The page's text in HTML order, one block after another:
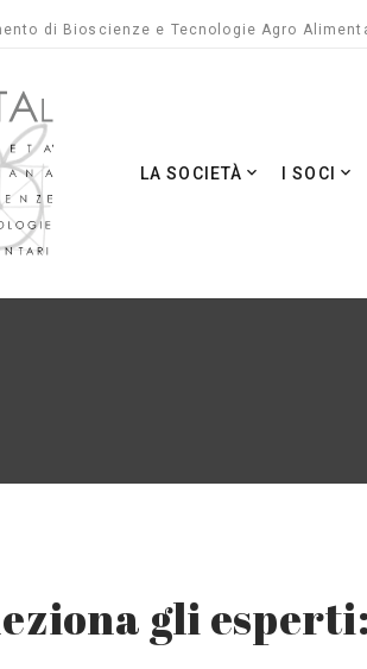
di Bioscienze e Tecnologie Agro
LA SOCIETÀ I SOCI
gli